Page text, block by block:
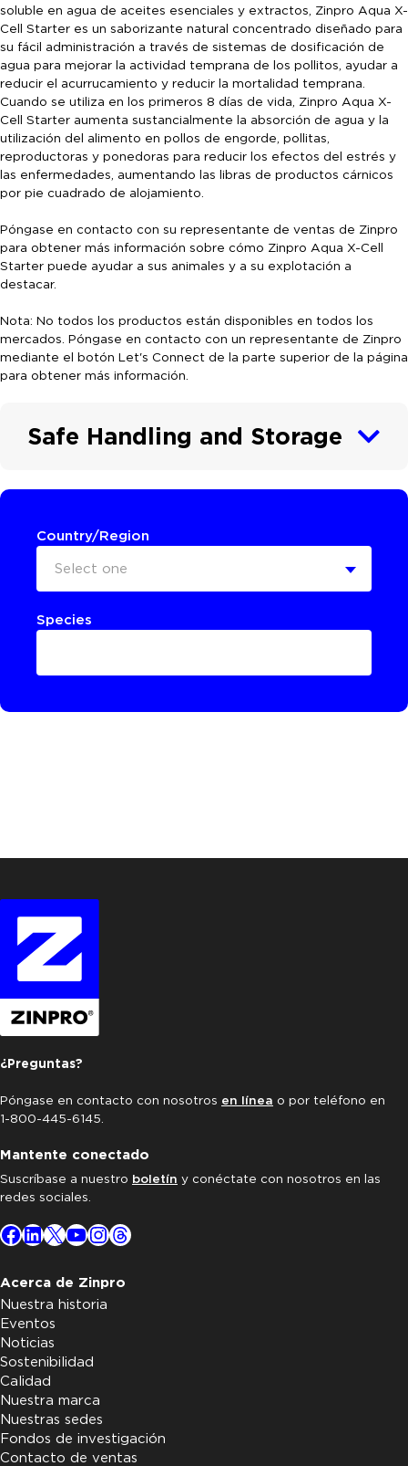
soluble en agua de aceites esenciales y extractos, Zinpro Aqua X-
Cell Starter es un saborizante natural concentrado diseñado para
su fácil administración a través de sistemas de dosificación de
agua para mejorar la actividad temprana de los pollitos, ayudar a
reducir el acurrucamiento y reducir la mortalidad temprana.
Cuando se utiliza en los primeros 8 días de vida, Zinpro Aqua X-
Cell Starter aumenta sustancialmente la absorción de agua y la
utilización del alimento en pollos de engorde, pollitas,
reproductoras y ponedoras para reducir los efectos del estrés y
las enfermedades, aumentando las libras de productos cárnicos
por pie cuadrado de alojamiento.
Póngase en contacto con su representante de ventas de Zinpro
para obtener más información sobre cómo Zinpro Aqua X-Cell
Starter puede ayudar a sus animales y a su explotación a
destacar.
Nota: No todos los productos están disponibles en todos los
mercados. Póngase en contacto con un representante de Zinpro
mediante el botón Let's Connect de la parte superior de la página
para obtener más información.
Safe Handling and Storage
Country/Region
Select one
Species
¿Preguntas?
Póngase en contacto con nosotros en línea o por teléfono en
1-800-445-6145.
Mantente conectado
Suscríbase a nuestro boletín y conéctate con nosotros en las
redes sociales.
Facebook
LinkedIn
X YouTube
Instagram
Threads
Acerca de Zinpro
Nuestra historia
Eventos
Noticias
Sostenibilidad
Calidad
Nuestra marca
Nuestras sedes
Fondos de investigación
Contacto de ventas